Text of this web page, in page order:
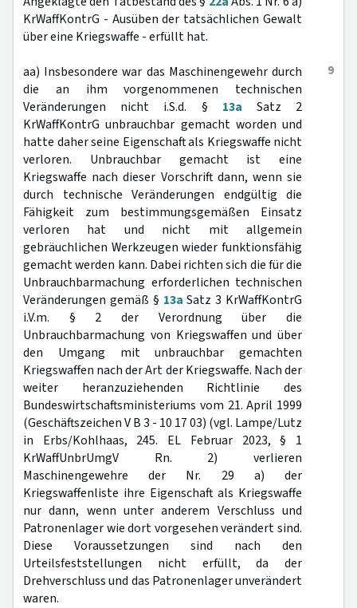
KrWaffKontrG - Ausüben der tatsächlichen Gewalt
über eine Kriegswaffe - erfüllt hat.
9
aa) Insbesondere war das Maschinengewehr durch
die an ihm vorgenommenen technischen
Veränderungen nicht i.S.d. § 13a Satz 2
KrWaffKontrG unbrauchbar gemacht worden und
hatte daher seine Eigenschaft als Kriegswaffe nicht
verloren. Unbrauchbar gemacht ist eine
Kriegswaffe nach dieser Vorschrift dann, wenn sie
durch technische Veränderungen endgültig die
Fähigkeit zum bestimmungsgemäßen Einsatz
verloren hat und nicht mit allgemein
gebräuchlichen Werkzeugen wieder funktionsfähig
gemacht werden kann. Dabei richten sich die für die
Unbrauchbarmachung erforderlichen technischen
Veränderungen gemäß § 13a Satz 3 KrWaffKontrG
i.V.m. § 2 der Verordnung über die
Unbrauchbarmachung von Kriegswaffen und über
den Umgang mit unbrauchbar gemachten
Kriegswaffen nach der Art der Kriegswaffe. Nach der
weiter heranzuziehenden Richtlinie des
Bundeswirtschaftsministeriums vom 21. April 1999
(Geschäftszeichen V B 3 - 10 17 03) (vgl. Lampe/Lutz
in Erbs/Kohlhaas, 245. EL Februar 2023, § 1
KrWaffUnbrUmgV Rn. 2) verlieren
Maschinengewehre der Nr. 29 a) der
Kriegswaffenliste ihre Eigenschaft als Kriegswaffe
nur dann, wenn unter anderem Verschluss und
Patronenlager wie dort vorgesehen verändert sind.
Diese Voraussetzungen sind nach den
Urteilsfeststellungen nicht erfüllt, da der
Drehverschluss und das Patronenlager unverändert
waren.